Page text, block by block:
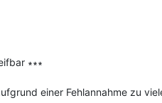
∗∗∗
einer Fehlannahme zu